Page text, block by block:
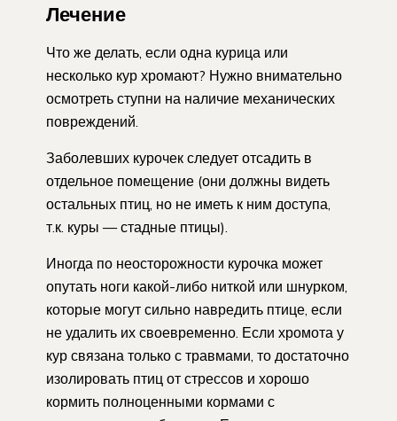
Лечение
Что же делать, если одна курица или
несколько кур хромают? Нужно внимательно
осмотреть ступни на наличие механических
повреждений.
Заболевших курочек следует отсадить в
отдельное помещение (они должны видеть
остальных птиц, но не иметь к ним доступа,
т.к. куры — стадные птицы).
Иногда по неосторожности курочка может
опутать ноги какой-либо ниткой или шнурком,
которые могут сильно навредить птице, если
не удалить их своевременно. Если хромота у
кур связана только с травмами, то достаточно
изолировать птиц от стрессов и хорошо
кормить полноценными кормами с